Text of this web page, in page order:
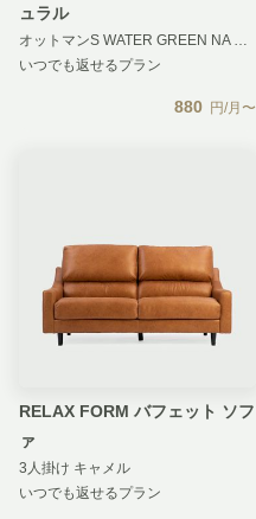
ュラル
オットマンS WATER GREEN NA 汚損補償 無し
いつでも返せるプラン
880 円/月〜
RELAX FORM バフェット ソフ
ァ
3人掛け キャメル
いつでも返せるプラン